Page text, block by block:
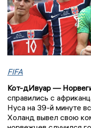
FIFA
Кот-дИвуар —
справились с
Нуса на 39-й минуте
Холанд вывел свою